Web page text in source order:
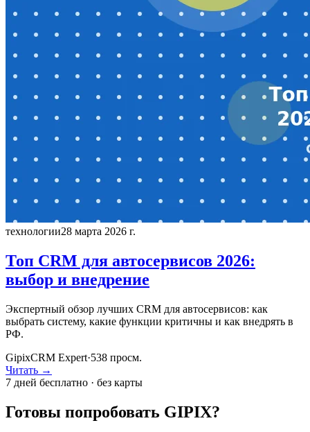
технологии28 марта 2026 г.
Топ CRM для автосервисов 2026:
выбор и внедрение
Экспертный обзор лучших CRM для автосервисов: как
выбрать систему, какие функции критичны и как внедрять в
РФ.
GipixCRM Expert·538 просм.
Читать →
7 дней бесплатно · без карты
Готовы попробовать GIPIX?